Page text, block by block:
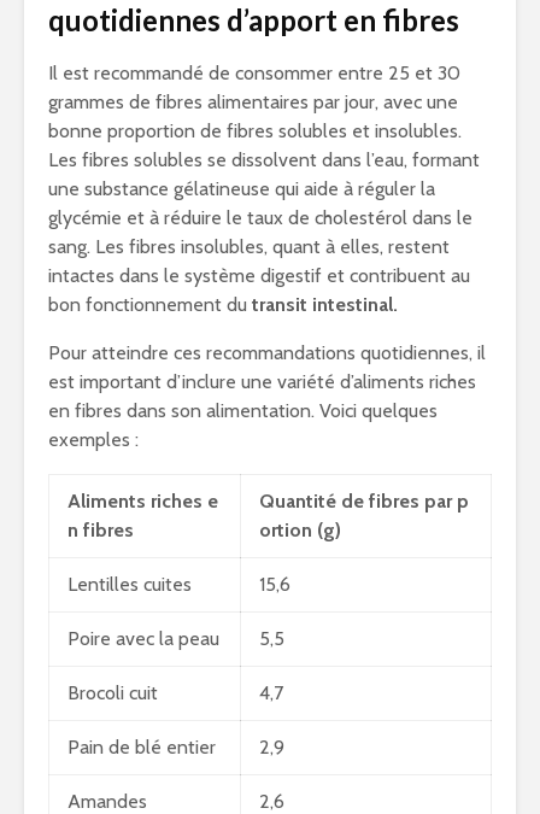
quotidiennes d’apport en fibres
Il est recommandé de consommer entre 25 et 30
grammes de fibres alimentaires par jour, avec une
bonne proportion de fibres solubles et insolubles.
Les fibres solubles se dissolvent dans l’eau, formant
une substance gélatineuse qui aide à réguler la
glycémie et à réduire le taux de cholestérol dans le
sang. Les fibres insolubles, quant à elles, restent
intactes dans le système digestif et contribuent au
bon fonctionnement du transit intestinal.
Pour atteindre ces recommandations quotidiennes, il
est important d’inclure une variété d’aliments riches
en fibres dans son alimentation. Voici quelques
exemples :
Aliments riches e
n fibres
Quantité de fibres par p
ortion (g)
Lentilles cuites 15,6
Poire avec la peau 5,5
Brocoli cuit 4,7
Pain de blé entier 2,9
Amandes 2,6